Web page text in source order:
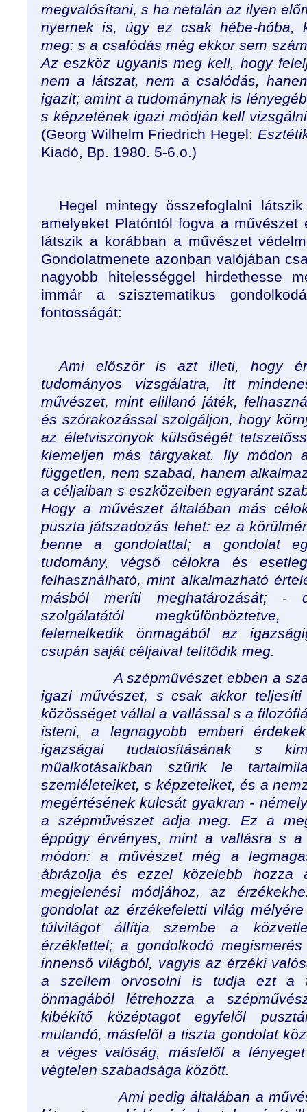
megvalósítani, s ha netalán az ilyen
nyernek is, úgy ez csak hébe-hóba,
meg: s a csalódás még ekkor sem
Az eszköz ugyanis meg kell, hogy
nem a látszat, nem a csalódás,
igazit; amint a tudománynak is
s képzetének igazi módján kell
(Georg Wilhelm Friedrich Hegel:
Kiadó, Bp. 1980. 5-6.o.)
Hegel mintegy összefoglalni
amelyeket Platóntól fogva a művészet
látszik a korábban a művészet
Gondolatmenete azonban valójában
nagyobb hitelességgel hirdethesse
immár a szisztematikus
fontosságát:
Ami először is azt illeti, hogy
tudományos vizsgálatra, itt
művészet, mint elillanó játék,
és szórakozással szolgáljon, hogy
az életviszonyok külsőségét
kiemeljen más tárgyakat. Ily módon
független, nem szabad, hanem
a céljaiban s eszközeiben egyaránt
Hogy a művészet általában más
puszta játszadozás lehet: ez a
benne a gondolattal; a gondolat
tudomány, végső célokra és
felhasználható, mint alkalmazható
másból meríti meghatározását; -
szolgálatától
felemelkedik önmagából az
csupán saját céljaival telítődik meg.
A szépművészet ebben a
igazi művészet, s csak akkor teljesíti
közösséget vállal a vallással s a
isteni, a legnagyobb emberi
igazságai tudatosításának s
műalkotásaikban szűrik le
szemléleteiket, s képzeteiket, és a
megértésének kulcsát gyakran -
a szépművészet adja meg. Ez a
éppúgy érvényes, mint a vallásra s
módon: a művészet még a
ábrázolja és ezzel közelebb hozza
megjelenési módjához, az
gondolat az érzékefeletti világ
túlvilágot állítja szembe a
érzéklettel; a gondolkodó
innenső világból, vagyis az érzéki
a szellem orvosolni is tudja ezt a
önmagából létrehozza a
kibékítő középtagot egyfelől
mulandó, másfelől a tiszta gondolat
a véges valóság, másfelől a
végtelen szabadsága között.
Ami pedig általában a